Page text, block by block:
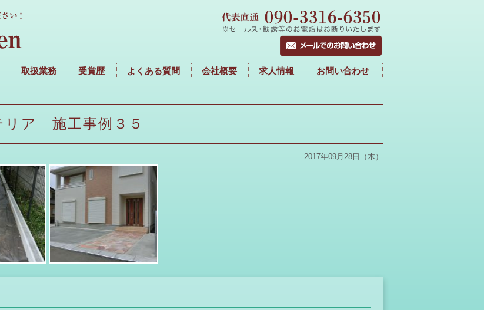
取扱業務 受賞歴 よくある質問 会社概要 求人情報 お問い合わせ
リア 施工事例３５
2017年09月28日（木）